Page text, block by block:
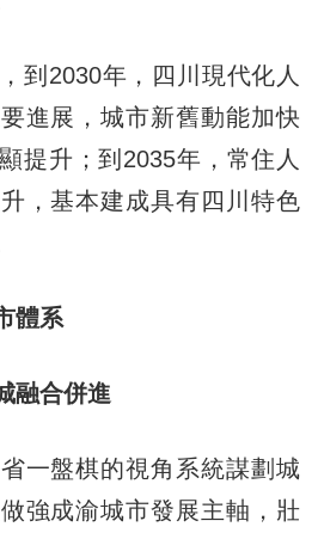
2030年，四川現代化人
進展，城市新舊動能加快
提升；到2035年，常住人
，基本建成具有四川特色
體系
合併進
盤棋的視角系統謀劃城
強成渝城市發展主軸，壯